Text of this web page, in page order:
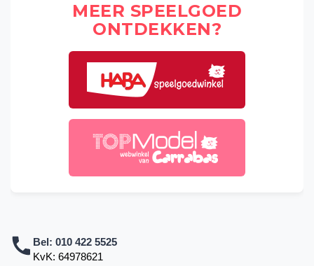
MEER SPEELGOED
ONTDEKKEN?
Bel: 010 422 5525
KvK: 64978621